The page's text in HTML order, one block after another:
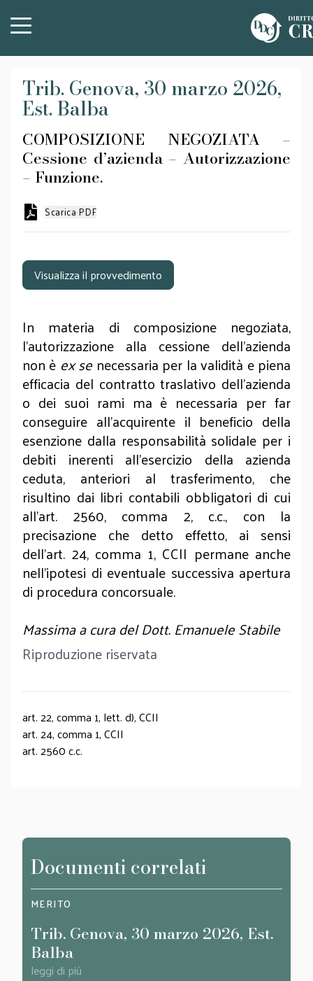
Trib. Genova, 30 marzo 2026,
Est. Balba
COMPOSIZIONE NEGOZIATA –
Cessione d’azienda – Autorizzazione
– Funzione.
Scarica PDF
Visualizza il provvedimento
In materia di composizione negoziata,
l’autorizzazione alla cessione dell'azienda
non è ex se necessaria per la validità e piena
efficacia del contratto traslativo dell’azienda
o dei suoi rami ma è necessaria per far
conseguire all’acquirente il beneficio della
esenzione dalla responsabilità solidale per i
debiti inerenti all’esercizio della azienda
ceduta, anteriori al trasferimento, che
risultino dai libri contabili obbligatori di cui
all’art. 2560, comma 2, c.c., con la
precisazione che detto effetto, ai sensi
dell'art. 24, comma 1, CCII permane anche
nell'ipotesi di eventuale successiva apertura
di procedura concorsuale.
Massima a cura del Dott. Emanuele Stabile
Riproduzione riservata
art. 22, comma 1, lett. d), CCII
art. 24, comma 1, CCII
art. 2560 c.c.
Documenti correlati
MERITO
Trib. Genova, 30 marzo 2026, Est.
Balba
leggi di più